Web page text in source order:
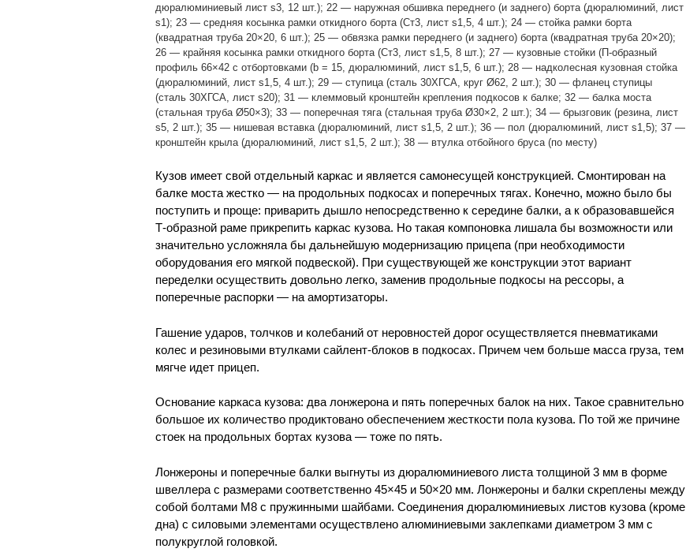
дюралюминиевый лист s3, 12 шт.); 22 — наружная обшивка переднего (и заднего) борта (дюралюминий, лист
s1); 23 — средняя косынка рамки откидного борта (Ст3, лист s1,5, 4 шт.); 24 — стойка рамки борта
(квадратная труба 20×20, 6 шт.); 25 — обвязка рамки переднего (и заднего) борта (квадратная труба 20×20);
26 — крайняя косынка рамки откидного борта (Ст3, лист s1,5, 8 шт.); 27 — кузовные стойки (П-образный
профиль 66×42 с отбортовками (b = 15, дюралюминий, лист s1,5, 6 шт.); 28 — надколесная кузовная стойка
(дюралюминий, лист s1,5, 4 шт.); 29 — ступица (сталь 30ХГСА, круг Ø62, 2 шт.); 30 — фланец ступицы
(сталь 30ХГСА, лист s20); 31 — клеммовый кронштейн крепления подкосов к балке; 32 — балка моста
(стальная труба Ø50×3); 33 — поперечная тяга (стальная труба Ø30×2, 2 шт.); 34 — брызговик (резина, лист
s5, 2 шт.); 35 — нишевая вставка (дюралюминий, лист s1,5, 2 шт.); 36 — пол (дюралюминий, лист s1,5); 37 —
кронштейн крыла (дюралюминий, лист s1,5, 2 шт.); 38 — втулка отбойного бруса (по месту)
Кузов имеет свой отдельный каркас и является самонесущей конструкцией. Смонтирован на
балке моста жестко — на продольных подкосах и поперечных тягах. Конечно, можно было бы
поступить и проще: приварить дышло непосредственно к середине балки, а к образовавшейся
Т-образной раме прикрепить каркас кузова. Но такая компоновка лишала бы возможности или
значительно усложняла бы дальнейшую модернизацию прицепа (при необходимости
оборудования его мягкой подвеской). При существующей же конструкции этот вариант
переделки осуществить довольно легко, заменив продольные подкосы на рессоры, а
поперечные распорки — на амортизаторы.
Гашение ударов, толчков и колебаний от неровностей дорог осуществляется пневматиками
колес и резиновыми втулками сайлент-блоков в подкосах. Причем чем больше масса груза, тем
мягче идет прицеп.
Основание каркаса кузова: два лонжерона и пять поперечных балок на них. Такое сравнительно
большое их количество продиктовано обеспечением жесткости пола кузова. По той же причине
стоек на продольных бортах кузова — тоже по пять.
Лонжероны и поперечные балки выгнуты из дюралюминиевого листа толщиной 3 мм в форме
швеллера с размерами соответственно 45×45 и 50×20 мм. Лонжероны и балки скреплены между
собой болтами М8 с пружинными шайбами. Соединения дюралюминиевых листов кузова (кроме
дна) с силовыми элементами осуществлено алюминиевыми заклепками диаметром 3 мм с
полукруглой головкой.